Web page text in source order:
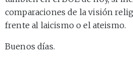
comparaciones de la visión
frente al laicismo o el ateismo.
Buenos días.